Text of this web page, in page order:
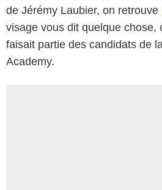
de Jérémy Laubier, on retrouve
visage vous dit quelque chose,
faisait partie des candidats de
Academy.